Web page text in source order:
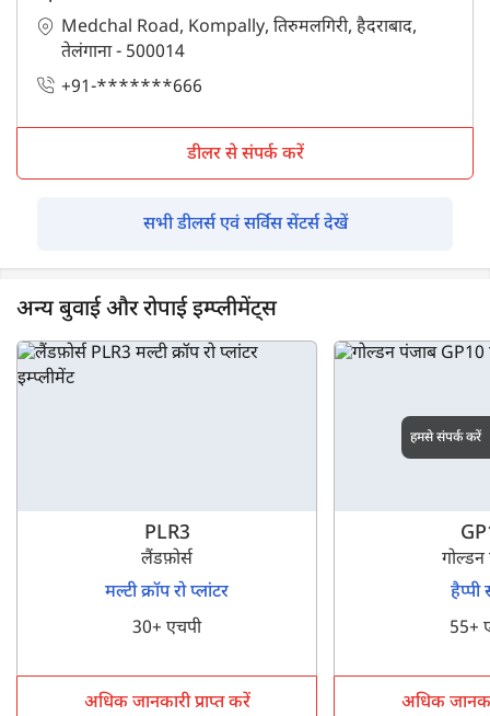
Medchal Road, Kompally, तिरुमलगिरी, हैदराबाद,
तेलंगाना - 500014
+91-*******666
डीलर से संपर्क करें
सभी डीलर्स एवं सर्विस सेंटर्स देखें
अन्य बुवाई और रोपाई इम्प्लीमेंट्स
PLR3
लैंडफ़ोर्स
मल्टी क्रॉप रो प्लांटर
30+ एचपी
अधिक जानकारी प्राप्त करें
हैप्पी
55+
अधिक
हमसे संपर्क करें